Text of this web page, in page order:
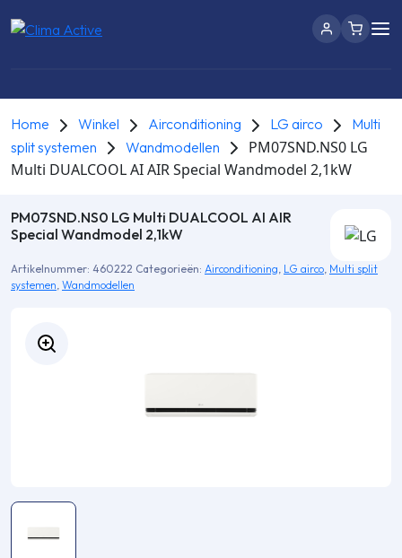
Home Winkel Airconditioning LG airco
Multi
split systemen
Wandmodellen
PM07SND.NS0 LG
Multi DUALCOOL AI AIR Special Wandmodel 2,1kW
PM07SND.NS0 LG Multi DUALCOOL AI AIR
Special Wandmodel 2,1kW
Artikelnummer: 460222 Categorieën: Airconditioning, LG airco, Multi split
systemen, Wandmodellen